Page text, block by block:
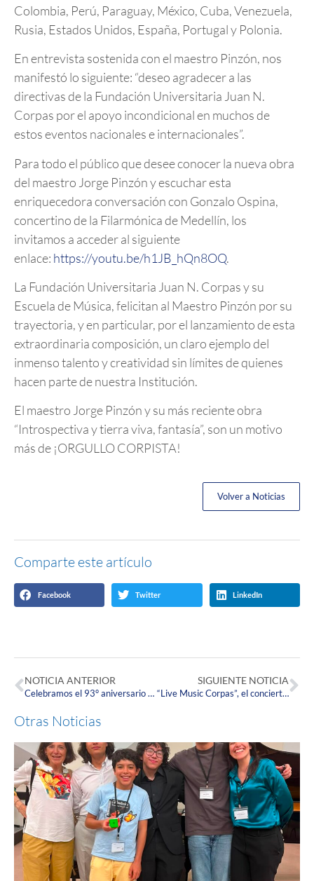
Colombia, Perú, Paraguay, México, Cuba, Venezuela,
Rusia, Estados Unidos, España, Portugal y Polonia.
En entrevista sostenida con el maestro Pinzón, nos
manifestó lo siguiente: “deseo agradecer a las
directivas de la Fundación Universitaria Juan N.
Corpas por el apoyo incondicional en muchos de
estos eventos nacionales e internacionales”.
Para todo el público que desee conocer la nueva obra
del maestro Jorge Pinzón y escuchar esta
enriquecedora conversación con Gonzalo Ospina,
concertino de la Filarmónica de Medellín, los
invitamos a acceder al siguiente
enlace: https://youtu.be/h1JB_hQn8OQ.
La Fundación Universitaria Juan N. Corpas y su
Escuela de Música, felicitan al Maestro Pinzón por su
trayectoria, y en particular, por el lanzamiento de esta
extraordinaria composición, un claro ejemplo del
inmenso talento y creatividad sin límites de quienes
hacen parte de nuestra Institución.
El maestro Jorge Pinzón y su más reciente obra
“Introspectiva y tierra viva, fantasía”, son un motivo
más de ¡ORGULLO CORPISTA!
Volver a Noticias
Comparte este artículo
Facebook Twitter LinkedIn
NOTICIA ANTERIOR
Celebramos el 93° aniversario del natalicio del Doctor Jorge Piñeros Corpas, forjador del sueño Corpista
SIGUIENTE NOTICIA
“Live Music Corpas”, el concierto en línea 100% Corpista que presentó el extraordinario talento de nuestra Escuela de Música.
Otras Noticias